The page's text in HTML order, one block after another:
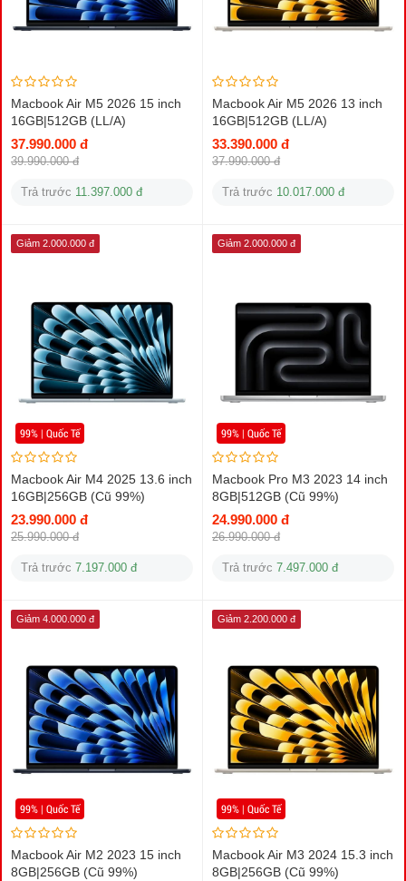
Macbook Air M5 2026 15 inch
16GB|512GB (LL/A)
37.990.000 đ
39.990.000 đ
Trả trước 11.397.000 đ
Macbook Air M5 2026 13 inch
16GB|512GB (LL/A)
33.390.000 đ
37.990.000 đ
Trả trước 10.017.000 đ
99% | Quốc Tế
Giảm 2.000.000 đ
Macbook Air M4 2025 13.6 inch
16GB|256GB (Cũ 99%)
23.990.000 đ
25.990.000 đ
Trả trước 7.197.000 đ
99% | Quốc Tế
Giảm 2.000.000 đ
Macbook Pro M3 2023 14 inch
8GB|512GB (Cũ 99%)
24.990.000 đ
26.990.000 đ
Trả trước 7.497.000 đ
99% | Quốc Tế
Giảm 4.000.000 đ
Macbook Air M2 2023 15 inch
8GB|256GB (Cũ 99%)
99% | Quốc Tế
Giảm 2.200.000 đ
Macbook Air M3 2024 15.3 inch
8GB|256GB (Cũ 99%)